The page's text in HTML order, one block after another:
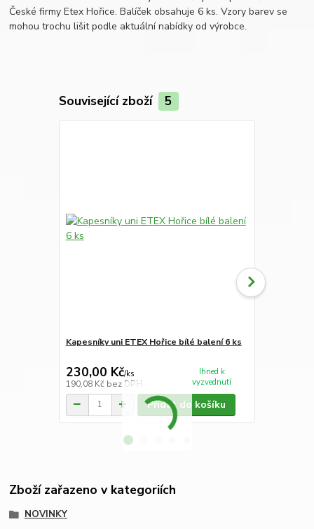
České firmy Etex Hořice. Balíček obsahuje 6 ks. Vzory barev se
mohou trochu lišit podle aktuální nabídky od výrobce.
Související zboží 5
Kapesníky uni ETEX Hořice bílé balení 6 ks
230,00 Kč/ks
190,08 Kč bez DPH
Ihned k
vyzvednutí
Přidat do košíku
Zboží zařazeno v kategoriích
NOVINKY